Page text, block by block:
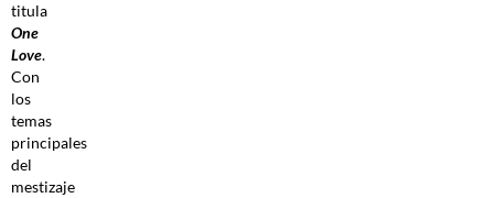
titula
One
Love.
Con
los
temas
principales
del
mestizaje